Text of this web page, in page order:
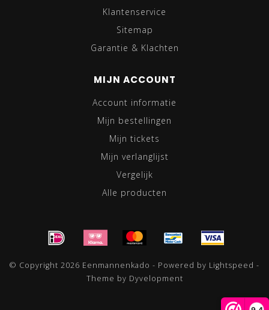
Klantenservice
Sitemap
Garantie & Klachten
MIJN ACCOUNT
Account informatie
Mijn bestellingen
Mijn tickets
Mijn verlanglijst
Vergelijk
Alle producten
© Copyright 2026 Eenmannenkado - Powered by Lightspeed -
Theme by Dyvelopment